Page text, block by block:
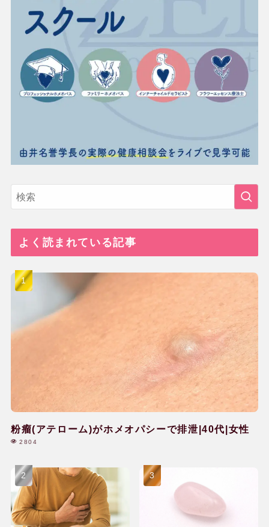
よく読まれている記事
粉瘤(アテローム)がホメオパシーで排泄|40代|女性
2804